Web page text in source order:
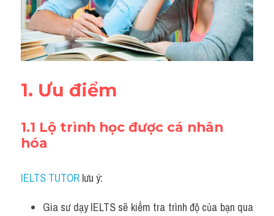
1. Ưu điểm
1.1 Lộ trình học được cá nhân
hóa
IELTS TUTOR lưu ý:
Gia sư dạy IELTS sẽ kiểm tra trình độ của bạn qua